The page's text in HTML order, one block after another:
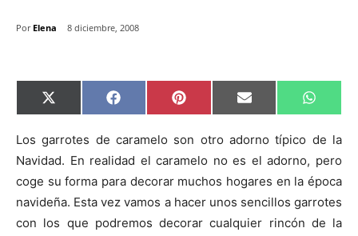
Por Elena 8 diciembre, 2008
C
o
p
r
i
r
e
n
X
(
w
t
t
e
r
)
C
o
p
r
i
r
e
n
F
a
e
o
o
k
C
o
p
r
i
r
e
n
P
i
t
r
e
s
t
C
o
p
r
i
r
e
n
E
m
i
C
o
p
r
i
r
e
n
W
h
t
A
p
p
Los garrotes de caramelo son otro adorno típico de la
Navidad. En realidad el caramelo no es el adorno, pero
coge su forma para decorar muchos hogares en la época
navideña. Esta vez vamos a hacer unos sencillos garrotes
con los que podremos decorar cualquier rincón de la